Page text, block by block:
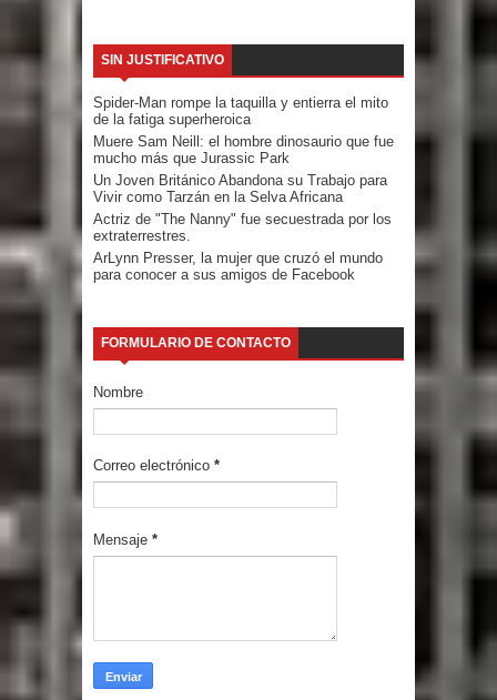
SIN JUSTIFICATIVO
Spider-Man rompe la taquilla y entierra el mito
de la fatiga superheroica
Muere Sam Neill: el hombre dinosaurio que fue
mucho más que Jurassic Park
Un Joven Británico Abandona su Trabajo para
Vivir como Tarzán en la Selva Africana
Actriz de "The Nanny" fue secuestrada por los
extraterrestres.
ArLynn Presser, la mujer que cruzó el mundo
para conocer a sus amigos de Facebook
FORMULARIO DE CONTACTO
Nombre
Correo electrónico *
Mensaje *